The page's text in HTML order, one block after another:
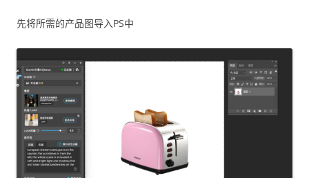
先将所需的产品图导入PS中